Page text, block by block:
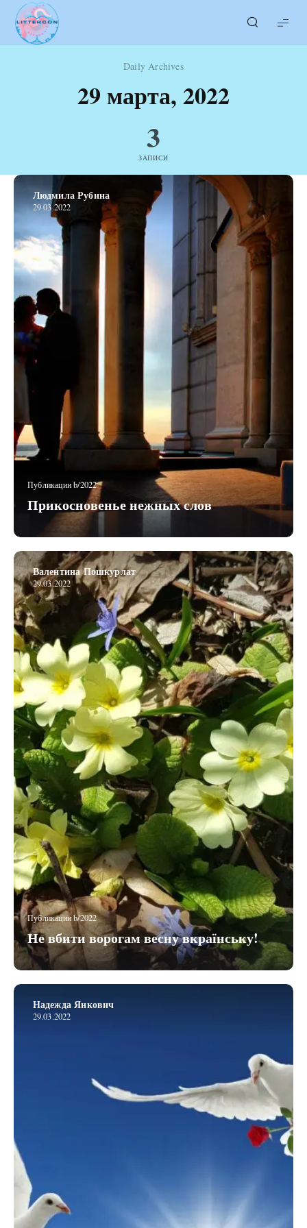
LITTERcon
Daily Archives
29 марта, 2022
3
ЗАПИСИ
Публикации b/2022
Прикосновенье нежных слов
Людмила Рубина
29.03.2022
Публикации b/2022
Не вбити ворогам весну вкраїнську!
Валентина Пошкурлат
29.03.2022
Надежда Янкович
29.03.2022